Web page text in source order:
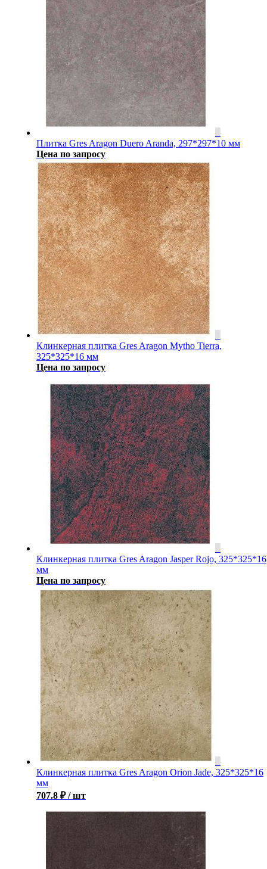
Плитка Gres Aragon Duero Aranda, 297*297*10 мм
Цена по запросу
Клинкерная плитка Gres Aragon Mytho Tierra,
325*325*16 мм
Цена по запросу
Клинкерная плитка Gres Aragon Jasper Rojo, 325*325*16
мм
Цена по запросу
Клинкерная плитка Gres Aragon Orion Jade, 325*325*16
мм
707.8 ₽ / шт